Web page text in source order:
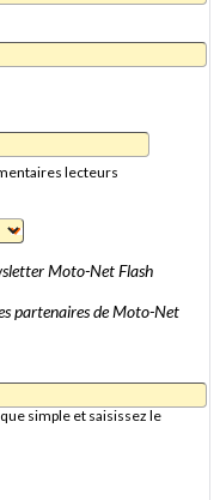
lecteurs
Moto-Net Flash
partenaires de Moto-Net
simple et saisissez le